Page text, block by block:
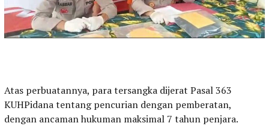
Atas perbuatannya, para tersangka dijerat Pasal 363
KUHPidana tentang pencurian dengan pemberatan,
dengan ancaman hukuman maksimal 7 tahun penjara.